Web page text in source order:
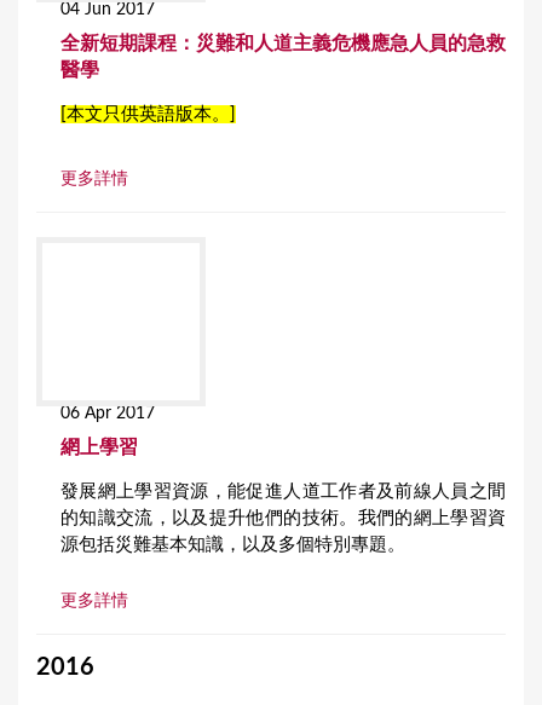
04 Jun 2017
全新短期課程：災難和人道主義危機應急人員的急救
醫學
[本文只供英語版本。]
更多詳情
06 Apr 2017
網上學習
發展網上學習資源，能促進人道工作者及前線人員之間
的知識交流，以及提升他們的技術。我們的網上學習資
源包括災難基本知識，以及多個特別專題。
更多詳情
2016